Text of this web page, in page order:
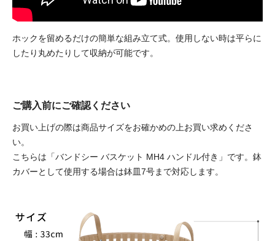
ホックを留めるだけの簡単な組み立て式。 使用しない時は平らに
したり丸めたりして収納が可能です。
ご購入前にご確認ください
お買い上げの際は商品サイズをお確かめの上お買い求めくださ
い。
こちらは「バンドシー バスケット MH4 ハンドル付き」です。鉢
カバーとして使用する場合は鉢皿7号まで対応します。